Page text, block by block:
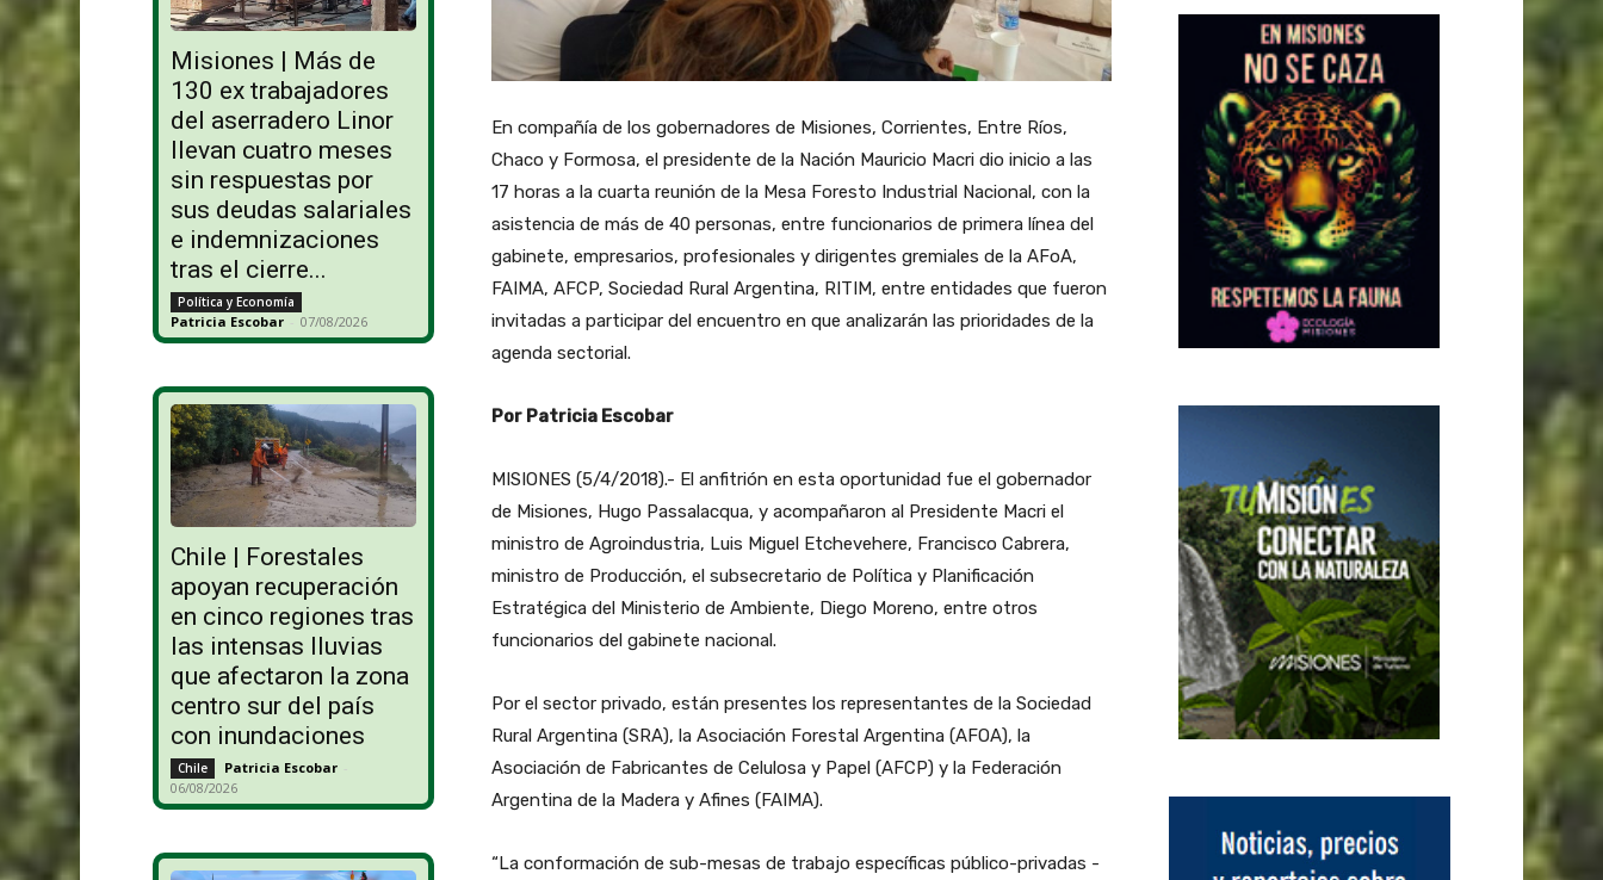
Misiones | Más de
130 ex trabajadores
del aserradero Linor
llevan cuatro meses
sin respuestas por
sus deudas salariales
e indemnizaciones
tras el cierre...
Política y Economía
Patricia Escobar - 07/08/2026
Chile | Forestales
apoyan recuperación
en cinco regiones tras
las intensas lluvias
que afectaron la zona
centro sur del país
con inundaciones
Chile Patricia Escobar -
06/08/2026
En compañía de los gobernadores de Misiones, Corrientes, Entre Ríos,
Chaco y Formosa, el presidente de la Nación Mauricio Macri dio inicio a las
17 horas a la cuarta reunión de la Mesa Foresto Industrial Nacional, con la
asistencia de más de 40 personas, entre funcionarios de primera línea del
gabinete, empresarios, profesionales y dirigentes gremiales de la AFoA,
FAIMA, AFCP, Sociedad Rural Argentina, RITIM, entre entidades que fueron
invitadas a participar del encuentro en que analizarán las prioridades de la
agenda sectorial.
Por Patricia Escobar
MISIONES (5/4/2018).- El anfitrión en esta oportunidad fue el gobernador
de Misiones, Hugo Passalacqua, y acompañaron al Presidente Macri el
ministro de Agroindustria, Luis Miguel Etchevehere, Francisco Cabrera,
ministro de Producción, el subsecretario de Política y Planificación
Estratégica del Ministerio de Ambiente, Diego Moreno, entre otros
funcionarios del gabinete nacional.
Por el sector privado, están presentes los representantes de la Sociedad
Rural Argentina (SRA), la Asociación Forestal Argentina (AFOA), la
Asociación de Fabricantes de Celulosa y Papel (AFCP) y la Federación
Argentina de la Madera y Afines (FAIMA).
“La conformación de sub-mesas de trabajo específicas público-privadas -